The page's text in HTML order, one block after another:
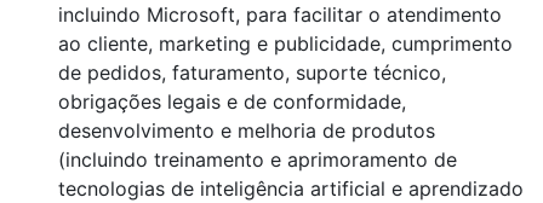
incluindo Microsoft, para facilitar o atendimento
ao cliente, marketing e publicidade, cumprimento
de pedidos, faturamento, suporte técnico,
obrigações legais e de conformidade,
desenvolvimento e melhoria de produtos
(incluindo treinamento e aprimoramento de
tecnologias de inteligência artificial e aprendizado